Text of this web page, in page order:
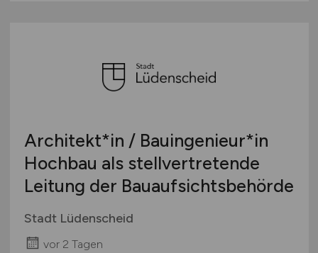
Architekt*in / Bauingenieur*in
Hochbau als stellvertretende
Leitung der Bauaufsichtsbehörde
Stadt Lüdenscheid
vor 2 Tagen